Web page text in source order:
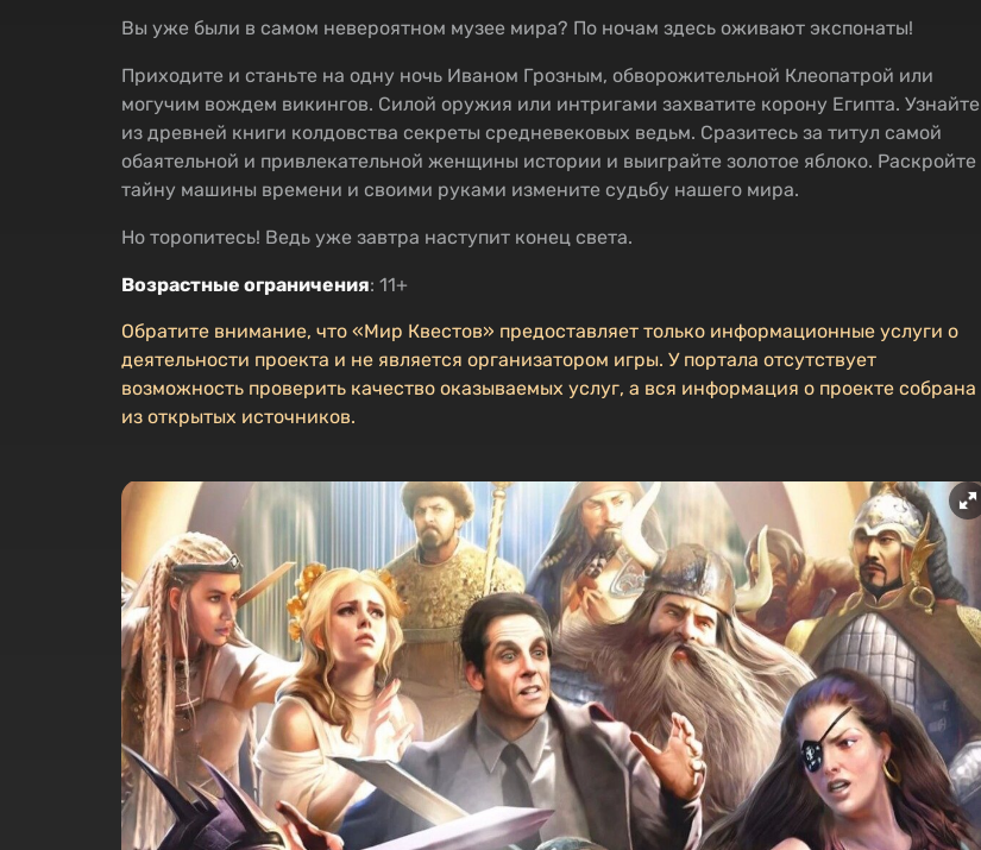
Вы уже были в самом невероятном музее мира? По ночам здесь оживают экспонаты!
Приходите и станьте на одну ночь Иваном Грозным, обворожительной Клеопатрой или
могучим вождем викингов. Силой оружия или интригами захватите корону Египта. Узнайте
из древней книги колдовства секреты средневековых ведьм. Сразитесь за титул самой
обаятельной и привлекательной женщины истории и выиграйте золотое яблоко. Раскройте
тайну машины времени и своими руками измените судьбу нашего мира.
Но торопитесь! Ведь уже завтра наступит конец света.
Возрастные ограничения: 11+
Обратите внимание, что «Мир Квестов» предоставляет только информационные услуги о
деятельности проекта и не является организатором игры. У портала отсутствует
возможность проверить качество оказываемых услуг, а вся информация о проекте собрана
из открытых источников.